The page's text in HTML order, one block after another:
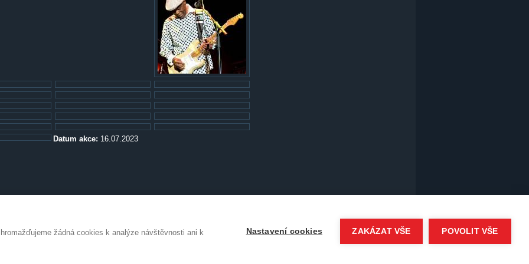
Datum akce: 16.07.2023
Obsah není povoleno kopírovat bez písemného svolení autora.
žádná cookies k analýze návštěvnosti ani k
Nastavení cookies ZAKÁZAT VŠE POVOLIT VŠE